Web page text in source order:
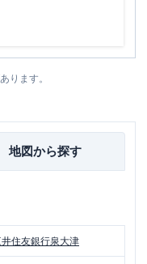
ります。
地図から探す
住友銀行泉大津